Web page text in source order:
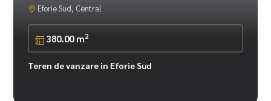
Eforie Sud, Central
380.00 m2
Teren de vanzare in Eforie Sud